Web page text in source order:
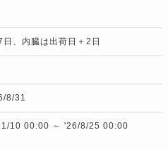
、内臓は出荷日＋2日
8/31
10 00:00 ～ '26/8/25 00:00